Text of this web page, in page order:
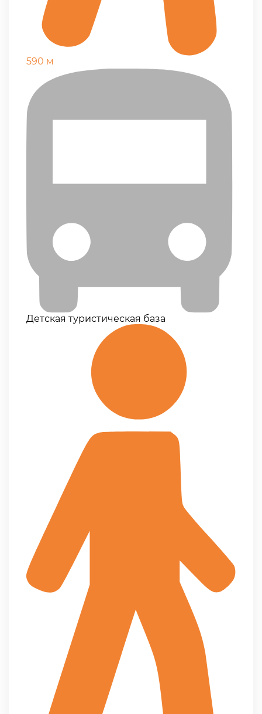
590 м
Детская туристическая база